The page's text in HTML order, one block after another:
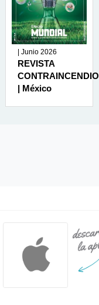
| Junio 2026
REVISTA
CONTRAINCENDIO
| México